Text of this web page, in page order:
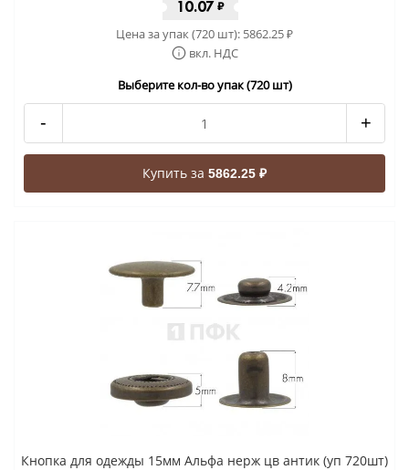
10.07 ₽
Цена за упак (720 шт): 5862.25₽
вкл. НДС
Выберите кол-во упак (720 шт)
- +
Купить за 5862.25 ₽
Кнопка для одежды 15мм Альфа нерж цв антик (уп 720шт)